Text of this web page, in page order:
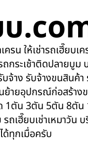
รน ให้เช่ารถเฮี๊ยบเ
กระเช้าติดปลายบู
จ้าง รับจ้างขนสินค้
ายอุปกรณ์ก่อสร้าง
1ตัน 3ตัน 5ตัน 8ตั
ถเฮี๊ยบเช่าเหมาวัน
ด้ทุกเมื่อครับ